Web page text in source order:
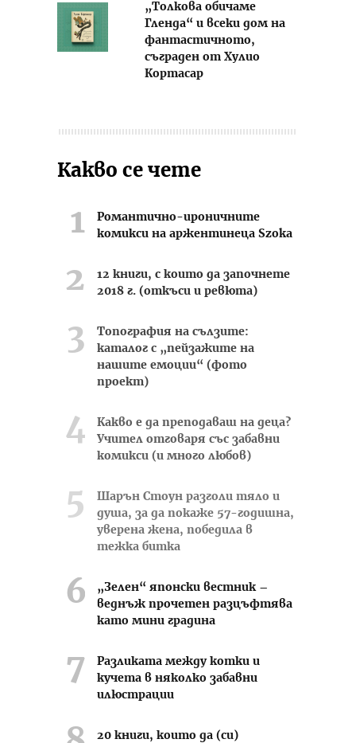
„Толкова обичаме
Гленда“ и всеки дом на
фантастичното,
съграден от Хулио
Кортасар
Какво се чете
Романтично-ироничните
комикси на аржентинеца Szoka
12 книги, с които да започнете
2018 г. (откъси и ревюта)
Топография на сълзите:
каталог с „пейзажите на
нашите емоции“ (фото
проект)
Какво е да преподаваш на деца?
Учител отговаря със забавни
комикси (и много любов)
Шарън Стоун разголи тяло и
душа, за да покаже 57-годишна,
уверена жена, победила в
тежка битка
„Зелен“ японски вестник –
веднъж прочетен разцъфтява
като мини градина
Разликата между котки и
кучета в няколко забавни
илюстрации
20 книги, които да (си)